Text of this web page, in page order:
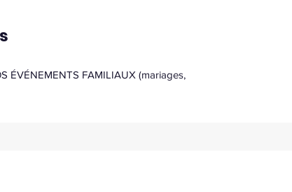
ÉVÉNEMENTS FAMILIAUX (mariages,